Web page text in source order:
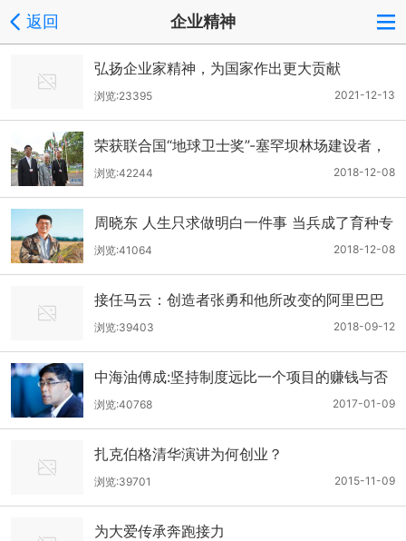
返回 企业精神
弘扬企业家精神，为国家作出更大贡献
2021-12-13
浏览:23395
荣获联合国“地球卫士奖”-塞罕坝林场建设者，
中国人的精神！
2018-12-08
浏览:42244
周晓东 人生只求做明白一件事 当兵成了育种专
家
2018-12-08
浏览:41064
接任马云：创造者张勇和他所改变的阿里巴巴
2018-09-12
浏览:39403
中海油傅成:坚持制度远比一个项目的赚钱与否
重要得多
2017-01-09
浏览:40768
扎克伯格清华演讲为何创业？
2015-11-09
浏览:39701
为大爱传承奔跑接力